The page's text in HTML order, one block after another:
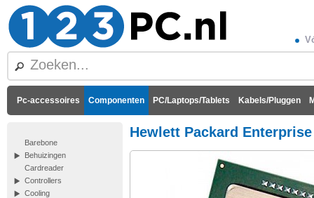
Pc-accessoires Componenten PC/Laptops/Tablets Kabels/Pluggen
Barebone
Behuizingen
Cardreader
Controllers
Cooling
Hewlett Packard